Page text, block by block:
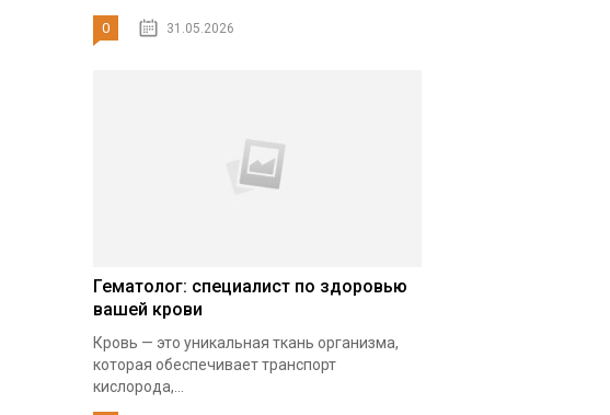
0 31.05.2026
Гематолог: специалист по здоровью
вашей крови
Кровь — это уникальная ткань организма,
которая обеспечивает транспорт
кислорода,...